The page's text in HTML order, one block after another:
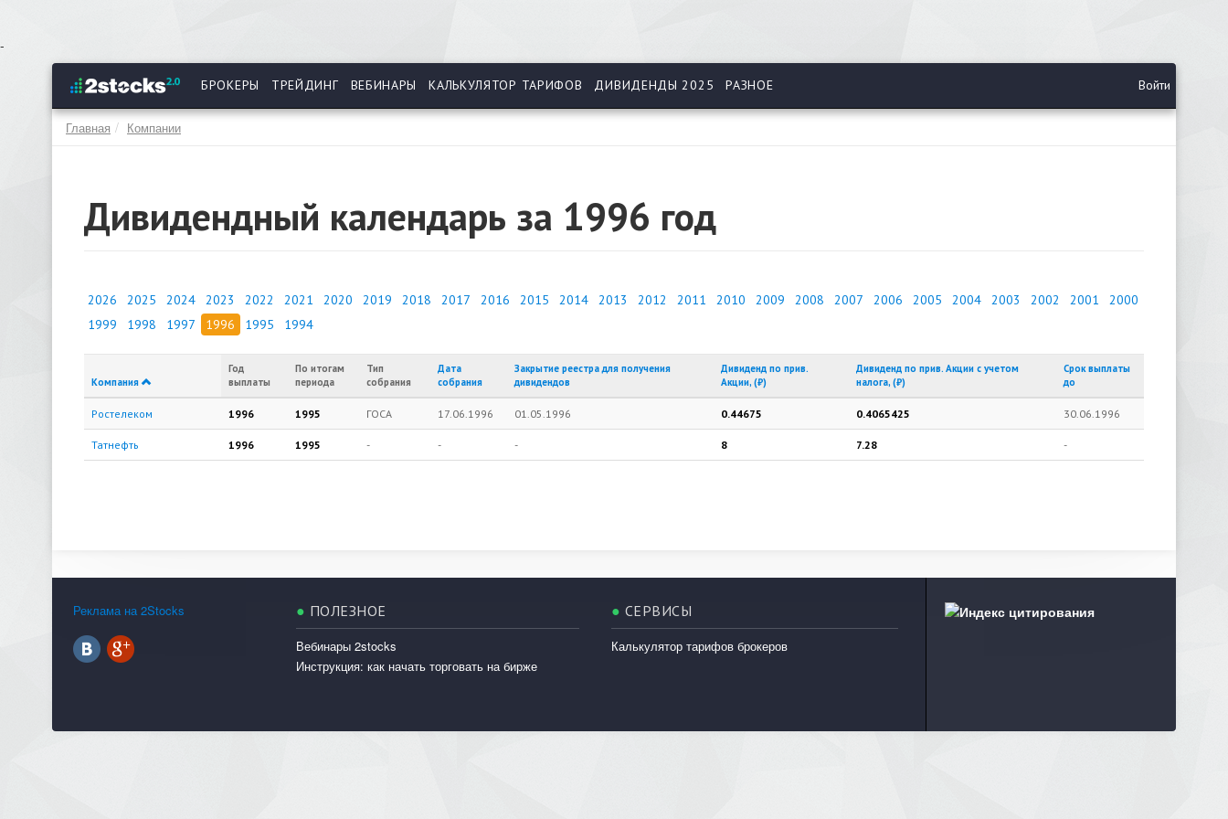
основному
содержанию
-
БРОКЕРЫ ТРЕЙДИНГ ВЕБИНАРЫ КАЛЬКУЛЯТОР ТАРИФОВ ДИВИДЕНДЫ 2025 РАЗНОЕ Войти
Главная Компании
Дивидендный календарь за 1996 год
2026 2025 2024 2023 2022 2021 2020 2019 2018 2017 2016 2015 2014 2013 2012 2011 2010 2009 2008 2007 2006 2005 2004 2003 2002 2001
2000
1999
1998 1997 1996 1995 1994
Компания
Год
выплаты
По итогам
периода
Тип
собрания
Дата
собрания
Закрытие реестра для получения
дивидендов
Дивиденд по прив.
Акции, (₽)
Дивиденд по прив. Акции с учетом
налога, (₽)
Срок выплаты
до
Ростелеком 1996 1995 ГОСА 17.06.1996 01.05.1996 0.44675 0.4065425 30.06.1996
Татнефть 1996 1995 - - - 8 7.28 -
Реклама на 2Stocks ● ПОЛЕЗНОЕ
Вебинары 2stocks
Инструкция: как начать торговать на бирже
● СЕРВИСЫ
Калькулятор тарифов брокеров